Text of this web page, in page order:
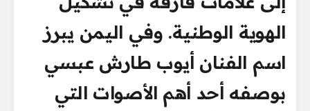
الهوية الوطنية. وفي اليمن يبرز
اسم الفنان أيوب طارش عبسي
بوصفه أحد أهم الأصوات التي